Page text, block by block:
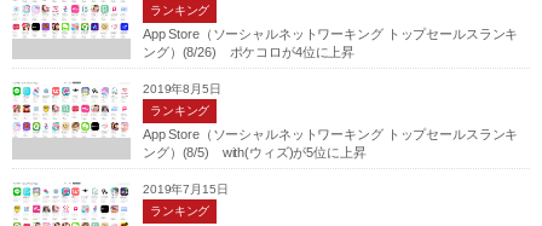
ランキング
App Store（ソーシャルネットワーキング トップセールスランキ
ング）(8/26) ポケコロが4位に上昇
2019年8月5日
ランキング
App Store（ソーシャルネットワーキング トップセールスランキ
ング）(8/5) with(ウィズ)が5位に上昇
2019年7月15日
ランキング